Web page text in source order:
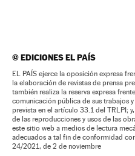
©EDICIONES EL PAÍS
EL PAÍS ejerce la oposición expresa
la elaboración de revistas de prensa
también realiza la reserva expresa
comunicación pública de sus trabajos
prevista en el artículo 33.1 del TRLPI;
de las reproducciones y usos de las
este sitio web a medios de lectura
adecuados a tal fin de conformidad
24/2021, de 2 de noviembre